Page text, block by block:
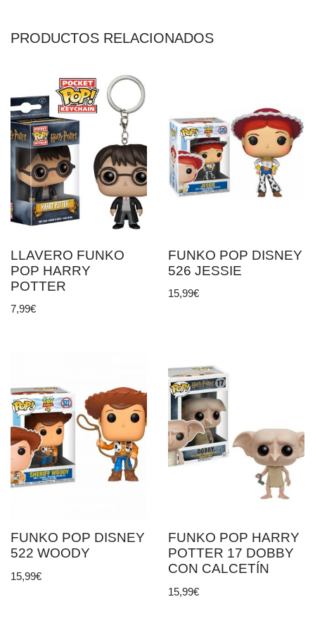
PRODUCTOS RELACIONADOS
LLAVERO FUNKO
POP HARRY
POTTER
7,99€
FUNKO POP DISNEY
526 JESSIE
15,99€
FUNKO POP DISNEY
522 WOODY
15,99€
FUNKO POP HARRY
POTTER 17 DOBBY
CON CALCETÍN
15,99€